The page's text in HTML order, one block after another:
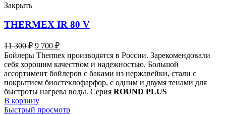
Закрыть
THERMEX IR 80 V
11 300₽ 9 700 ₽
Бойлеры Thermex производятся в России. Зарекомендовали
себя хорошим качеством и надежностью. Большой
ассортимент бойлеров с баками из нержавейки, стали с
покрытием биостеклофарфор, с одним и двумя тенами для
быстроты нагрева воды. Серия ROUND PLUS
В корзину
Быстрый просмотр